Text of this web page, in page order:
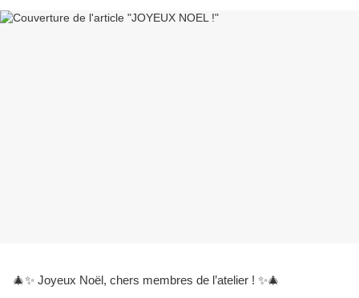
🎄✨ Joyeux Noël, chers membres de l’atelier ! ✨🎄